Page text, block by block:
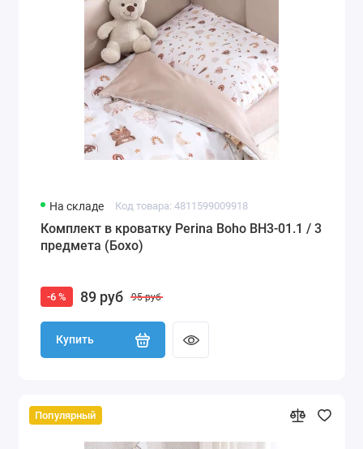
На складе Код товара: 4811599009918
Комплект в кроватку Perina Boho BH3-01.1 / 3
предмета (Бохо)
-6 % 89 руб 95 руб
Купить
Популярный